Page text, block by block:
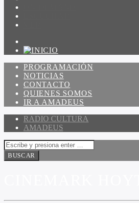
PROGRAMACIÓN
NOTICIAS
CONTACTO
QUIENES SOMOS
IR A AMADEUS
RADIO CULTURA
AMADEUS